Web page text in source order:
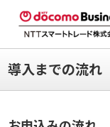
導入までの流れ